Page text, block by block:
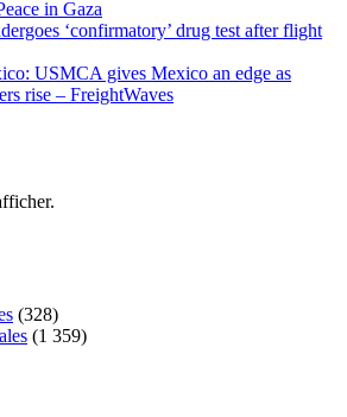
in Gaza
‘confirmatory’ drug test after flight
USMCA gives Mexico an edge as
rise – FreightWaves
(328)
(1 359)